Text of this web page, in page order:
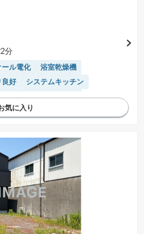
分
ール電化
浴室乾燥機
良好
システムキッチン
ター付きインターホン